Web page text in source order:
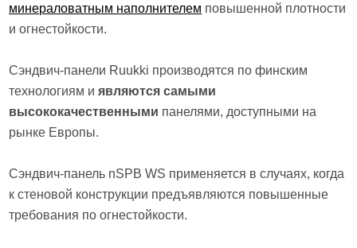
минераловатным наполнителем повышенной плотности
и огнестойкости.
Сэндвич-панели Ruukki производятся по финским
технологиям иявляются самыми
высококачественными панелями, доступными на
рынке Европы.
Сэндвич-панель nSPB WS применяется в случаях, когда
к стеновой конструкции предъявляются повышенные
требования по огнестойкости.